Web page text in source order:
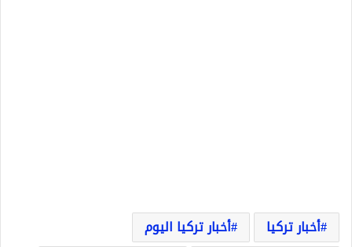
أخبار تركيا
أخبار تركيا اليوم